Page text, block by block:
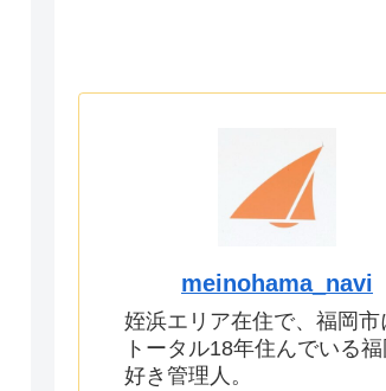
meinohama_navi
姪浜エリア在住で、福岡市
トータル18年住んでいる
好き管理人。